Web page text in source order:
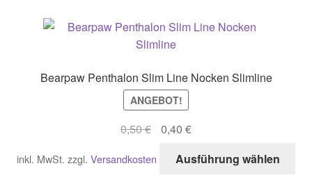
Bearpaw Penthalon Slim Line Nocken Slimline
ANGEBOT!
0,50€
Ursprünglicher
war:
0,40 €Aktueller
ist:
inkl. MwSt. zzgl. Versandkosten Ausführung wählen